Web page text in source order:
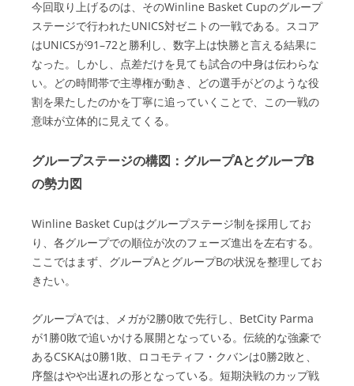
今回取り上げるのは、そのWinline Basket Cupのグループ
ステージで行われたUNICS対ゼニトの一戦である。スコア
はUNICSが91–72と勝利し、数字上は快勝と言える結果に
なった。しかし、点差だけを見ても試合の中身は伝わらな
い。どの時間帯で主導権が動き、どの選手がどのような役
割を果たしたのかを丁寧に追っていくことで、この一戦の
意味が立体的に見えてくる。
グループステージの構図：グループAとグループB
の勢力図
Winline Basket Cupはグループステージ制を採用してお
り、各グループでの順位が次のフェーズ進出を左右する。
ここではまず、グループAとグループBの状況を整理してお
きたい。
グループAでは、メガが2勝0敗で先行し、BetCity Parma
が1勝0敗で追いかける展開となっている。伝統的な強豪で
あるCSKAは0勝1敗、ロコモティフ・クバンは0勝2敗と、
序盤はやや出遅れの形となっている。短期決戦のカップ戦